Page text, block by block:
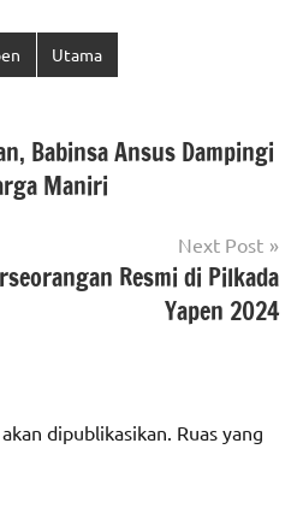
Utama
Babinsa Ansus Dampingi
Maniri
Next Post
Resmi di Pilkada
Yapen 2024
dipublikasikan. Ruas yang